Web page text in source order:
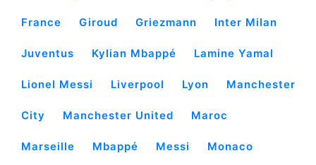
France Giroud Griezmann Inter Milan
Juventus Kylian Mbappé Lamine Yamal
Lionel Messi Liverpool Lyon Manchester
City Manchester United Maroc
Marseille Mbappé Messi Monaco